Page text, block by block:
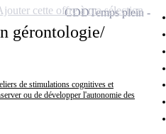
gérontologie/
de stimulations cognitives et
ou de développer l'autonomie des
CDDTemps plein
cette offre à ma sélection